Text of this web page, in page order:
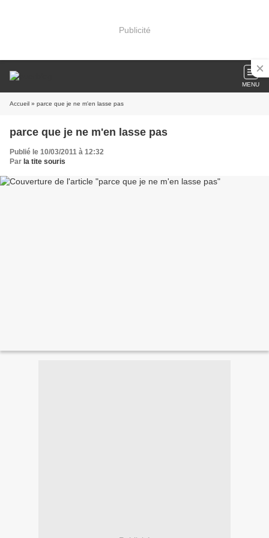
Publicité
MENU
Accueil » parce que je ne m'en lasse pas
parce que je ne m'en lasse pas
Publié le 10/03/2011 à 12:32
Par la tite souris